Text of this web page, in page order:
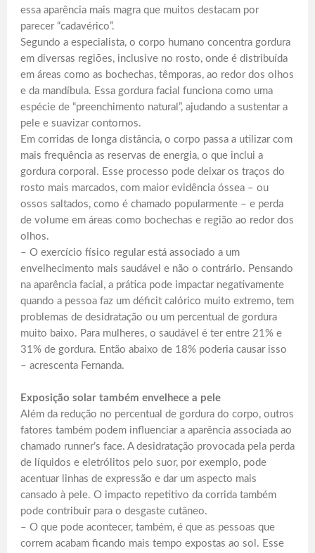
essa aparência mais magra que muitos destacam por
parecer “cadavérico”.
Segundo a especialista, o corpo humano concentra gordura
em diversas regiões, inclusive no rosto, onde é distribuída
em áreas como as bochechas, têmporas, ao redor dos olhos
e da mandíbula. Essa gordura facial funciona como uma
espécie de “preenchimento natural”, ajudando a sustentar a
pele e suavizar contornos.
Em corridas de longa distância, o corpo passa a utilizar com
mais frequência as reservas de energia, o que inclui a
gordura corporal. Esse processo pode deixar os traços do
rosto mais marcados, com maior evidência óssea – ou
ossos saltados, como é chamado popularmente – e perda
de volume em áreas como bochechas e região ao redor dos
olhos.
– O exercício físico regular está associado a um
envelhecimento mais saudável e não o contrário. Pensando
na aparência facial, a prática pode impactar negativamente
quando a pessoa faz um déficit calórico muito extremo, tem
problemas de desidratação ou um percentual de gordura
muito baixo. Para mulheres, o saudável é ter entre 21% e
31% de gordura. Então abaixo de 18% poderia causar isso
– acrescenta Fernanda.
Exposição solar também envelhece a pele
Além da redução no percentual de gordura do corpo, outros
fatores também podem influenciar a aparência associada ao
chamado runner’s face. A desidratação provocada pela perda
de líquidos e eletrólitos pelo suor, por exemplo, pode
acentuar linhas de expressão e dar um aspecto mais
cansado à pele. O impacto repetitivo da corrida também
pode contribuir para o desgaste cutâneo.
– O que pode acontecer, também, é que as pessoas que
correm acabam ficando mais tempo expostas ao sol. Esse